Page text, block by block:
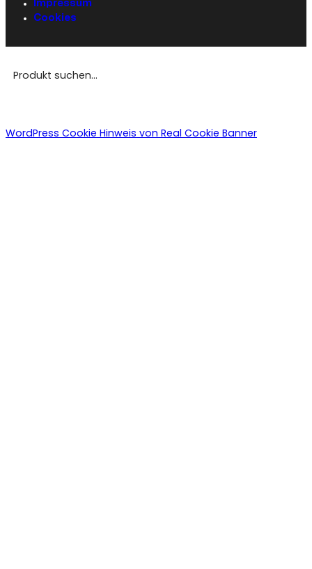
Impressum
Cookies
WordPress Cookie Hinweis von Real Cookie Banner